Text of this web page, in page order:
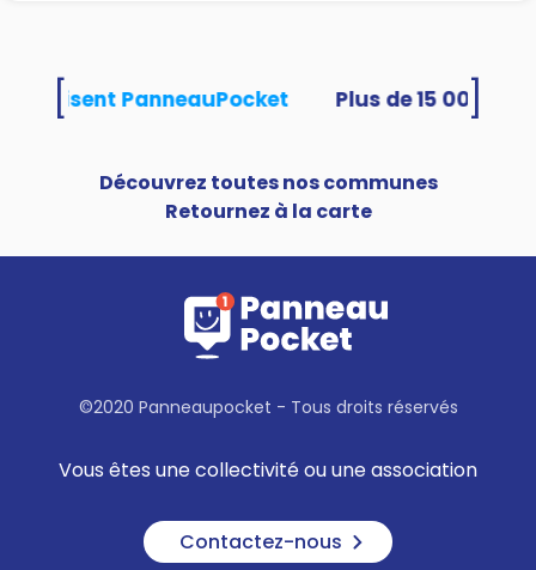
utilisent PanneauPocket
Découvrez toutes nos communes
Retournez à la carte
©2020 Panneaupocket - Tous droits réservés
Vous êtes une collectivité ou une association
Contactez-nous